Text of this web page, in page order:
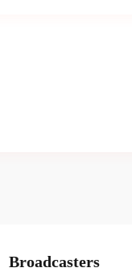
Broadcasters